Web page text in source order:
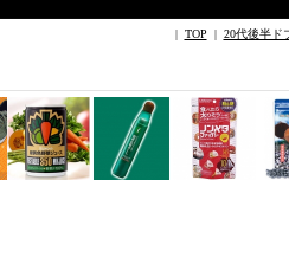
| TOP | 20代後半ド